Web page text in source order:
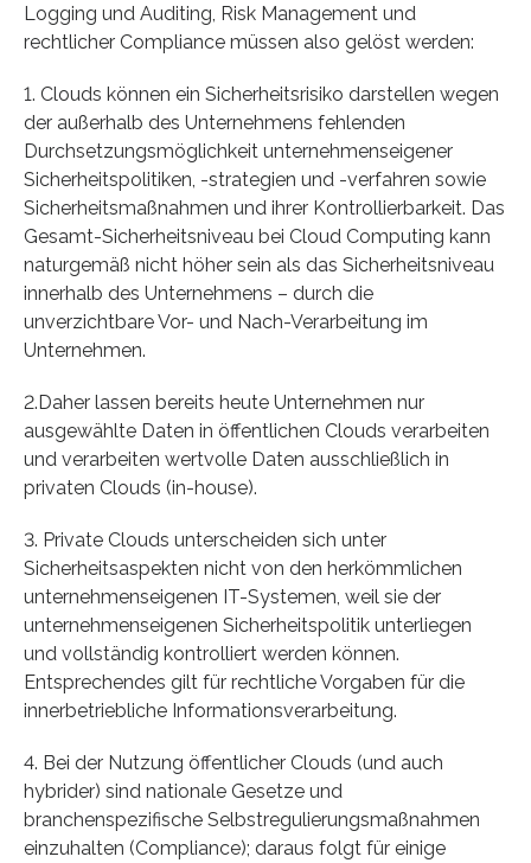
Logging und Auditing, Risk Management und
rechtlicher Compliance müssen also gelöst werden:
1. Clouds können ein Sicherheitsrisiko darstellen wegen
der außerhalb des Unternehmens fehlenden
Durchsetzungsmöglichkeit unternehmenseigener
Sicherheitspolitiken, -strategien und -verfahren sowie
Sicherheitsmaßnahmen und ihrer Kontrollierbarkeit. Das
Gesamt-Sicherheitsniveau bei Cloud Computing kann
naturgemäß nicht höher sein als das Sicherheitsniveau
innerhalb des Unternehmens – durch die
unverzichtbare Vor- und Nach-Verarbeitung im
Unternehmen.
2.Daher lassen bereits heute Unternehmen nur
ausgewählte Daten in öffentlichen Clouds verarbeiten
und verarbeiten wertvolle Daten ausschließlich in
privaten Clouds (in-house).
3. Private Clouds unterscheiden sich unter
Sicherheitsaspekten nicht von den herkömmlichen
unternehmenseigenen IT-Systemen, weil sie der
unternehmenseigenen Sicherheitspolitik unterliegen
und vollständig kontrolliert werden können.
Entsprechendes gilt für rechtliche Vorgaben für die
innerbetriebliche Informationsverarbeitung.
4. Bei der Nutzung öffentlicher Clouds (und auch
hybrider) sind nationale Gesetze und
branchenspezifische Selbstregulierungsmaßnahmen
einzuhalten (Compliance); daraus folgt für einige